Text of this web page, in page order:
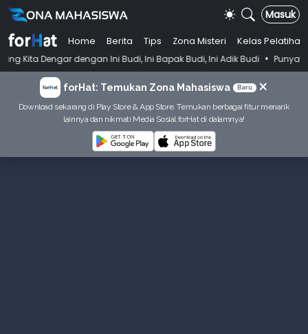
Masuk
Home Berita Tips Zona Misteri
Kelas Pelatihan
dengan Ini Budi, Ini Bapak Budi, Ini Adik Budi • Punya Tujuan
forHat: Temukan Zona Mahasiswa Baru ×
Download sekarang di Play Store & App Store. Temukan berbagai fitur menarik
lainnya dan nikmati Media Sosial forHat di dalamnya!